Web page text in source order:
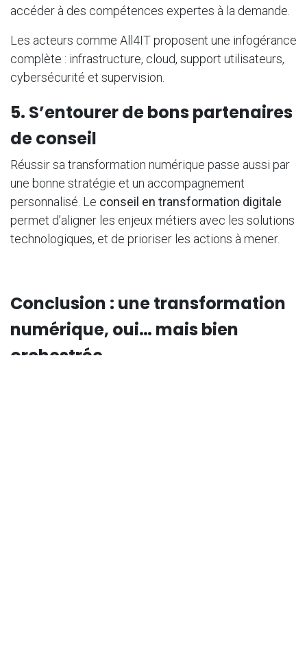
accéder à des compétences expertes à la demande.
Les acteurs comme All4IT proposent une infogérance
complète : infrastructure, cloud, support utilisateurs,
cybersécurité et supervision.
5. S’entourer de bons partenaires
de conseil
Réussir sa transformation numérique passe aussi par
une bonne stratégie et un accompagnement
personnalisé. Le conseil en transformation digitale
permet d’aligner les enjeux métiers avec les solutions
technologiques, et de prioriser les actions à mener.
Conclusion : une transformation
numérique, oui… mais bien
orchestrée